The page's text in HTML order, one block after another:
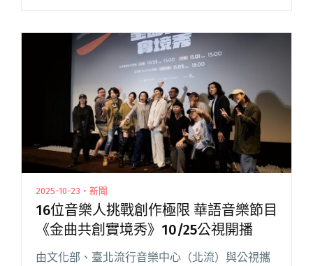
曲製作團隊，跨界詩人與音樂人共譜，撞擊出依
專輯共同製作人；在歌曲〈紅月閱讀全文 "睽違7
年 雙胞胎創作組合依錚依靜推出新專輯《謎樣的
2025-10-23・新聞
16位音樂人挑戰創作極限 華語音樂節目
《金曲共創實境秀》10/25公視開播
由文化部、臺北流行音樂中心（北流）與公視攜